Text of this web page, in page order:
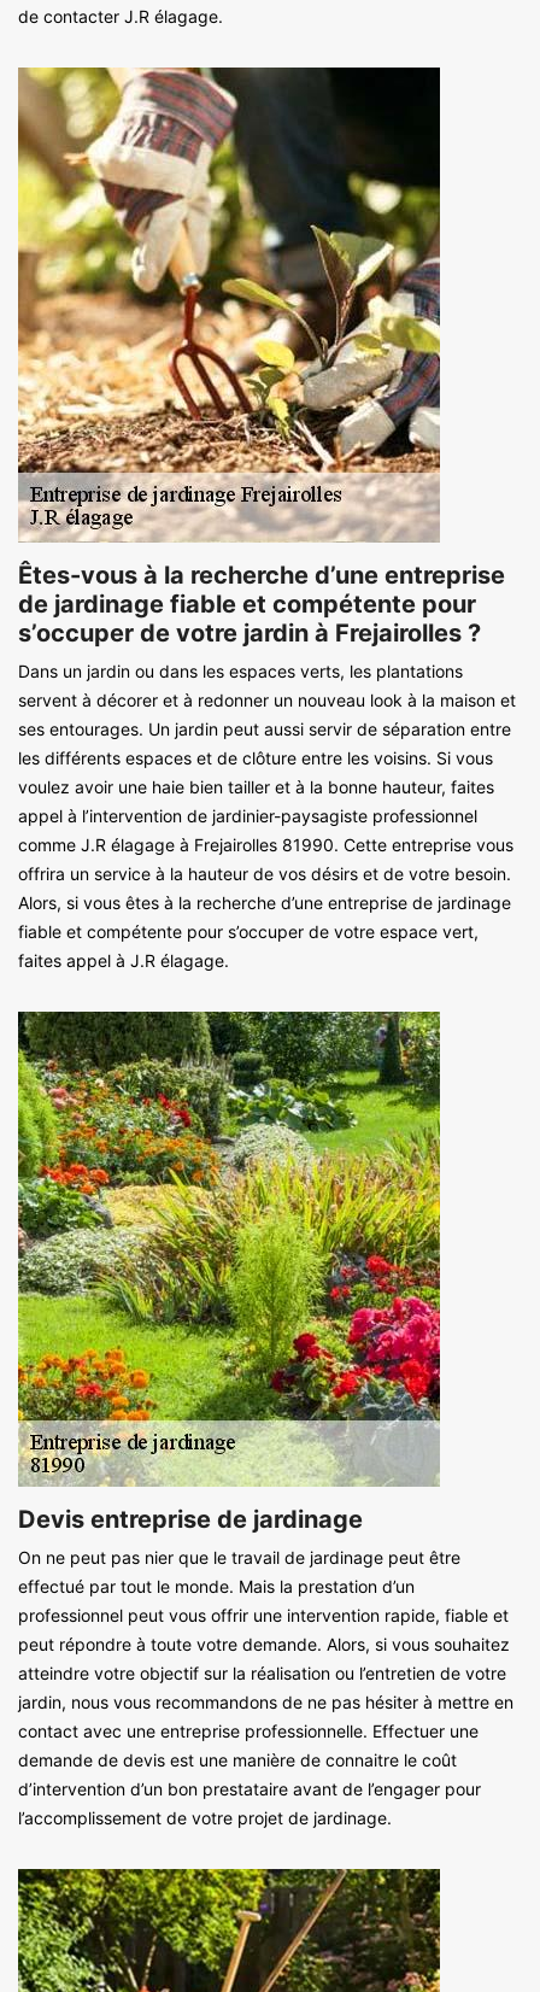
de contacter J.R élagage.
Êtes-vous à la recherche d’une entreprise
de jardinage fiable et compétente pour
s’occuper de votre jardin à Frejairolles ?
Dans un jardin ou dans les espaces verts, les plantations
servent à décorer et à redonner un nouveau look à la maison et
ses entourages. Un jardin peut aussi servir de séparation entre
les différents espaces et de clôture entre les voisins. Si vous
voulez avoir une haie bien tailler et à la bonne hauteur, faites
appel à l’intervention de jardinier-paysagiste professionnel
comme J.R élagage à Frejairolles 81990. Cette entreprise vous
offrira un service à la hauteur de vos désirs et de votre besoin.
Alors, si vous êtes à la recherche d’une entreprise de jardinage
fiable et compétente pour s’occuper de votre espace vert,
faites appel à J.R élagage.
Devis entreprise de jardinage
On ne peut pas nier que le travail de jardinage peut être
effectué par tout le monde. Mais la prestation d’un
professionnel peut vous offrir une intervention rapide, fiable et
peut répondre à toute votre demande. Alors, si vous souhaitez
atteindre votre objectif sur la réalisation ou l’entretien de votre
jardin, nous vous recommandons de ne pas hésiter à mettre en
contact avec une entreprise professionnelle. Effectuer une
demande de devis est une manière de connaitre le coût
d’intervention d’un bon prestataire avant de l’engager pour
l’accomplissement de votre projet de jardinage.